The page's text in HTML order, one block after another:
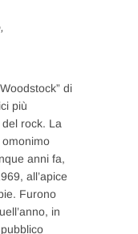
di
più
rock. La
anni fa,
all’apice
Furono
in